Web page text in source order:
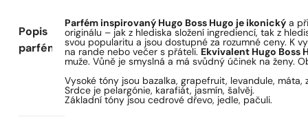
Popis
parfému
Parfém inspirovaný Hugo Boss Hugo je ikonický a
originálu – jak z hlediska složení ingrediencí, tak z
svou popularitu a jsou dostupné za rozumné ceny. K
na rande nebo večer s přáteli. Ekvivalent Hugo Boss
muže. Vůně je smyslná a má svůdný účinek na ženy.
Vysoké tóny jsou bazalka, grapefruit, levandule, máta,
Srdce je pelargónie, karafiát, jasmín, šalvěj.
Základní tóny jsou cedrové dřevo, jedle, pačuli.